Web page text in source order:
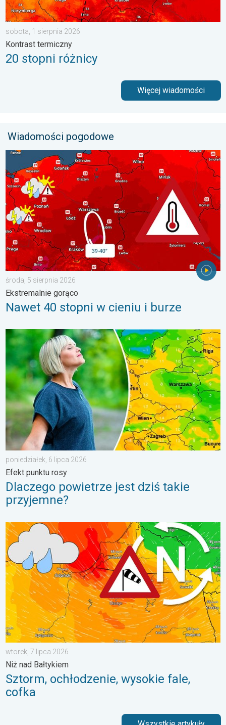
sobota, 1 sierpnia 2026
Kontrast termiczny
20 stopni różnicy
Więcej wiadomości
Wiadomości pogodowe
Nawet 40 stopni w cieniu i burze. Ekstremalnie gorąco. . .
środa, 5 sierpnia 2026
Ekstremalnie gorąco
Nawet 40 stopni w cieniu i burze
Dlaczego powietrze jest dziś takie przyjemne?. Efekt punktu
poniedziałek, 6 lipca 2026
Efekt punktu rosy
Dlaczego powietrze jest dziś takie
przyjemne?
Sztorm, ochłodzenie, wysokie fale, cofka. Niż nad Bałtykiem.
wtorek, 7 lipca 2026
Niż nad Bałtykiem
Sztorm, ochłodzenie, wysokie fale,
cofka